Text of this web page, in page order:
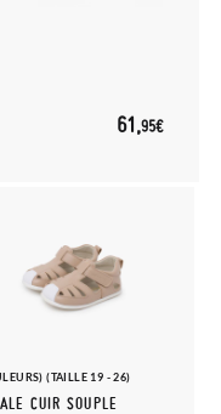
61,95€
(TAILLE 19 - 26)
CUIR SOUPLE